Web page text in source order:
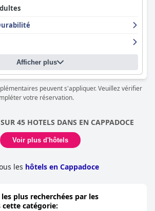
Afficher plus
peuvent s'appliquer. Veuillez vérifier
votre réservation.
45 HOTELS DANS EN CAPPADOCE
Voir plus d'hôtels
les hôtels en Cappadoce
plus recherchées par les
catégorie: